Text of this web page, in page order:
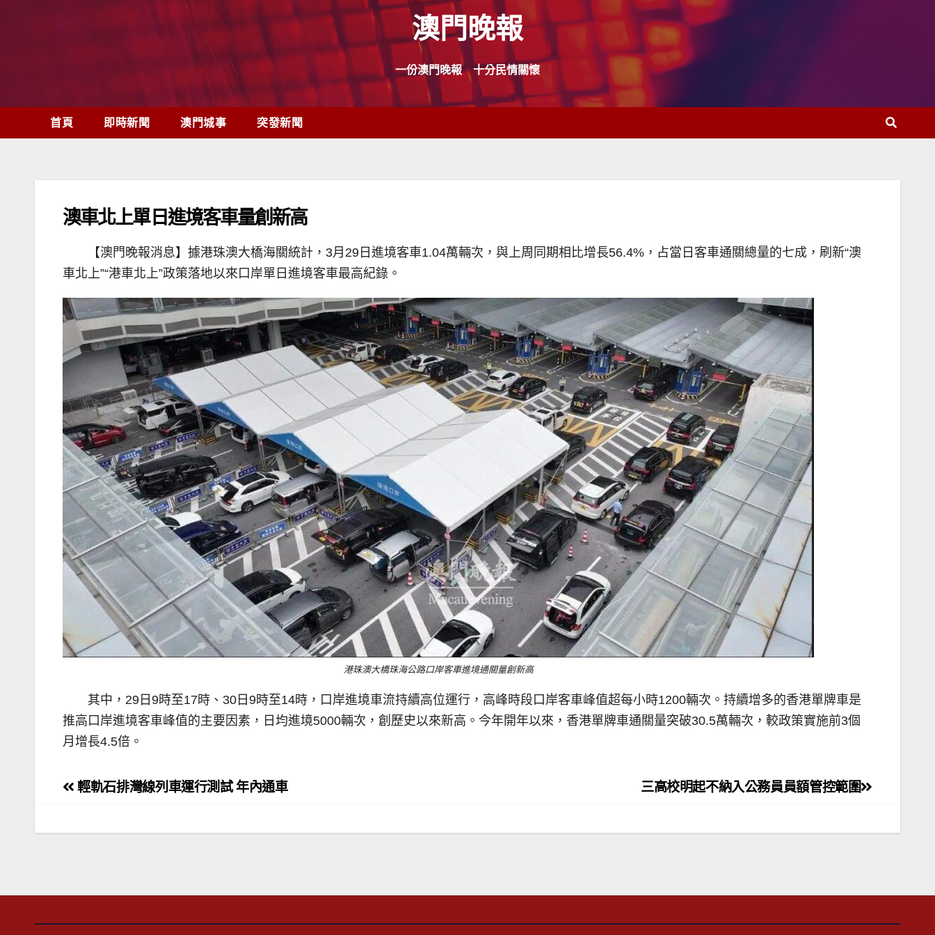
澳門晚報
一份澳門晚報 十分民情關懷
首頁 即時新聞 澳門城事 突發新聞
澳車北上單日進境客車量創新高
【澳門晚報消息】據港珠澳大橋海關統計，3月29日進境客車1.04萬輛次，與上周同期相比增長56.4%，占當日客車通關總量的七成，刷新“澳
車北上”“港車北上”政策落地以來口岸單日進境客車最高紀錄。
港珠澳大橋珠海公路口岸客車進境通關量創新高
其中，29日9時至17時、30日9時至14時，口岸進境車流持續高位運行，高峰時段口岸客車峰值超每小時1200輛次。持續增多的香港單牌車是
推高口岸進境客車峰值的主要因素，日均進境5000輛次，創歷史以來新高。今年開年以來，香港單牌車通關量突破30.5萬輛次，較政策實施前3個
月增長4.5倍。
文
導
三高校明起不納入公務員員額管控範圍
輕軌石排灣線列車運行測試 年內通車